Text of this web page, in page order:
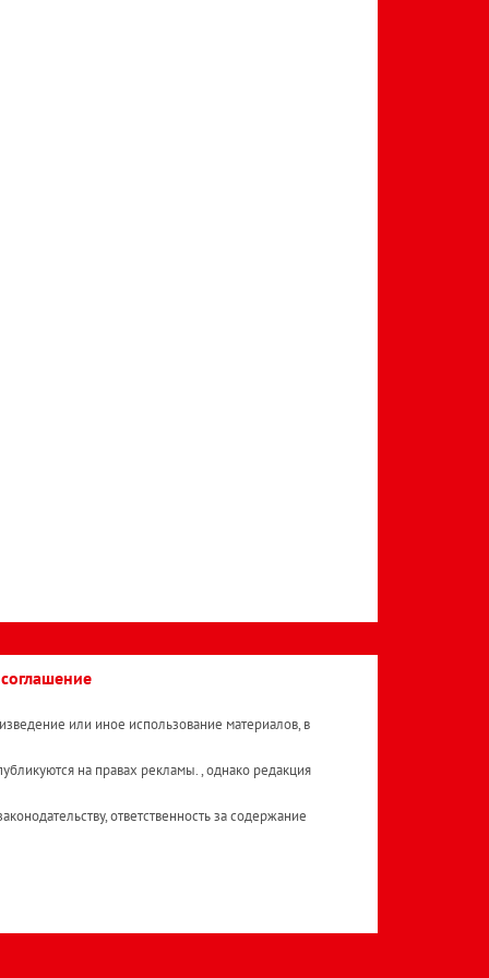
или иное использование материалов, в
на правах рекламы. , однако редакция
ответственность за содержание